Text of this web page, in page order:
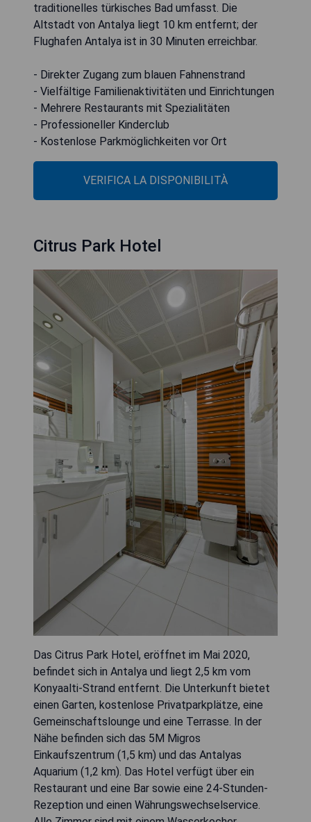
traditionelles türkisches Bad umfasst. Die
Altstadt von Antalya liegt 10 km entfernt; der
Flughafen Antalya ist in 30 Minuten erreichbar.
- Direkter Zugang zum blauen Fahnenstrand
- Vielfältige Familienaktivitäten und Einrichtungen
- Mehrere Restaurants mit Spezialitäten
- Professioneller Kinderclub
- Kostenlose Parkmöglichkeiten vor Ort
VERIFICA LA DISPONIBILITÀ
Citrus Park Hotel
Das Citrus Park Hotel, eröffnet im Mai 2020,
befindet sich in Antalya und liegt 2,5 km vom
Konyaalti-Strand entfernt. Die Unterkunft bietet
einen Garten, kostenlose Privatparkplätze, eine
Gemeinschaftslounge und eine Terrasse. In der
Nähe befinden sich das 5M Migros
Einkaufszentrum (1,5 km) und das Antalyas
Aquarium (1,2 km). Das Hotel verfügt über ein
Restaurant und eine Bar sowie eine 24-Stunden-
Rezeption und einen Währungswechselservice.